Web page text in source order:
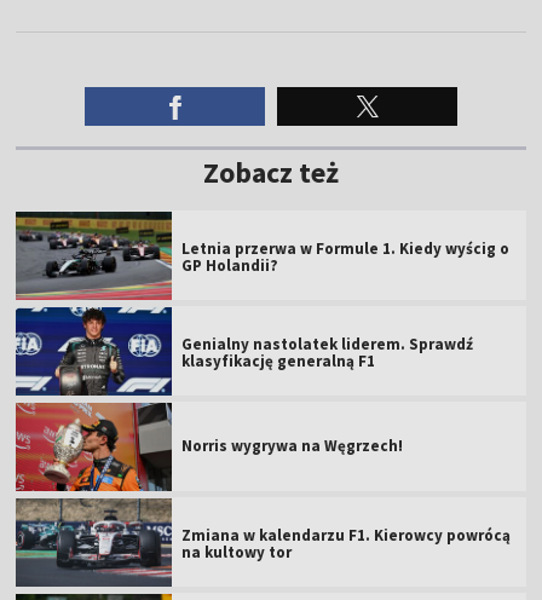
Zobacz też
Letnia przerwa w Formule 1. Kiedy wyścig o
GP Holandii?
Genialny nastolatek liderem. Sprawdź
klasyfikację generalną F1
Norris wygrywa na Węgrzech!
Zmiana w kalendarzu F1. Kierowcy powrócą
na kultowy tor